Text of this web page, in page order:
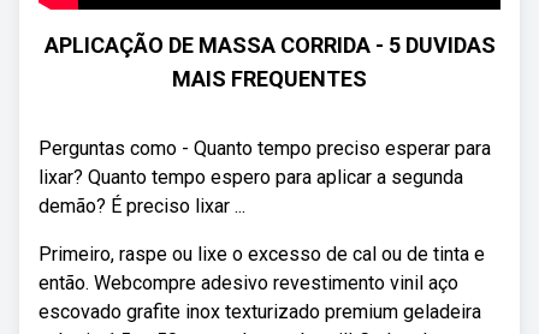
APLICAÇÃO DE MASSA CORRIDA - 5 DUVIDAS
MAIS FREQUENTES
Perguntas como - Quanto tempo preciso esperar para
lixar? Quanto tempo espero para aplicar a segunda
demão? É preciso lixar ...
Primeiro, raspe ou lixe o excesso de cal ou de tinta e
então. Webcompre adesivo revestimento vinil aço
escovado grafite inox texturizado premium geladeira